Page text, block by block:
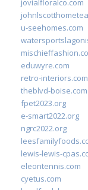
jovialfloralco.com
u-seehomes.com
eduwyre.com
retro-interiors.com
theblvd-boise.com
fpet2023.org
e-smart2022.org
ngrc2022.org
lewis-lewis-
eleontennis.com
cyetus.com